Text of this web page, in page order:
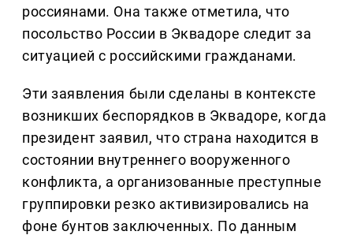
россиянами. Она также отметила, что
посольство России в Эквадоре следит за
ситуацией с российскими гражданами.
Эти заявления были сделаны в контексте
возникших беспорядков в Эквадоре, когда
президент заявил, что страна находится в
состоянии внутреннего вооруженного
конфликта, а организованные преступные
группировки резко активизировались на
фоне бунтов заключенных. По данным